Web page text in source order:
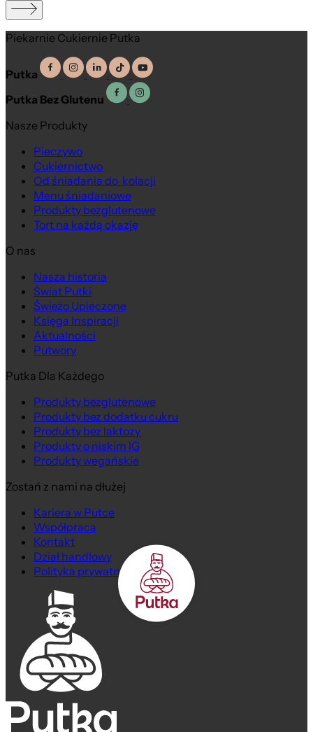
Piekarnie Cukiernie Putka
Putka
Putka Bez Glutenu
Nasze Produkty
Pieczywo
Cukiernictwo
Od śniadania do kolacji
Menu śniadaniowe
Produkty bezglutenowe
Tort na każdą okazję
O nas
Nasza historia
Świat Putki
Świeżo Upieczone
Księga Inspiracji
Aktualności
Putwory
Putka Dla Każdego
Produkty bezglutenowe
Produkty bez dodatku cukru
Produkty bez laktozy
Produkty o niskim IG
Produkty wegańskie
Zostań z nami na dłużej
Kariera w Putce
Współpraca
Kontakt
Dział handlowy
Polityka prywatności